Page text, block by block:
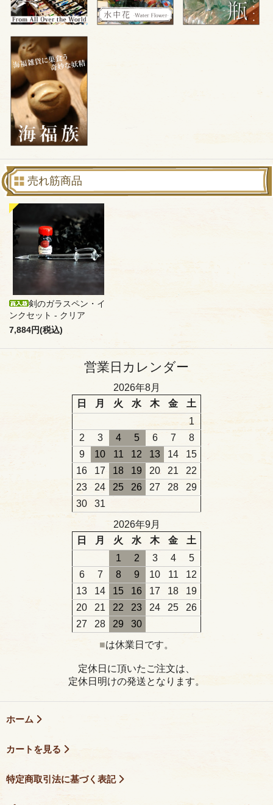
売れ筋商品
剣のガラスペン・イ
ンクセット - クリア
7,884円(税込)
営業日カレンダー
2026年8月
日
月 火 水 木 金
土
1
2
3 4 5 6 7
8
9
10 11 12 13 14
15
16
17 18 19 20 21
22
23
24 25 26 27 28
29
30
31
2026年9月
日
月 火 水 木 金
土
1
2 3 4
5
6
7 8 9 10 11
12
13
14 15 16 17 18
19
20
21 22 23 24 25
26
27
28 29
30
■は休業日です。
定休日に頂いたご注文は、
定休日明けの発送となります。
ホーム
カートを見る
特定商取引法に基づく表記